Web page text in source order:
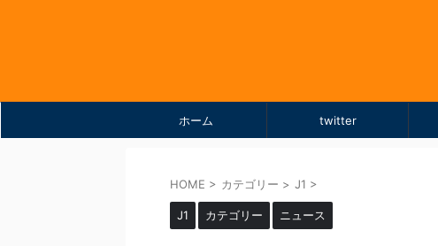
ホーム twitter
HOME > カテゴリー > J1 >
J1 カテゴリー ニュース